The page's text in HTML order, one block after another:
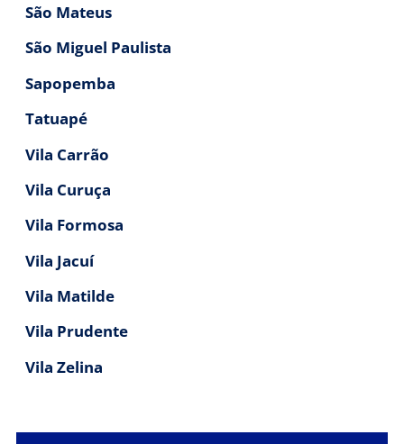
São Mateus
São Miguel Paulista
Sapopemba
Tatuapé
Vila Carrão
Vila Curuça
Vila Formosa
Vila Jacuí
Vila Matilde
Vila Prudente
Vila Zelina